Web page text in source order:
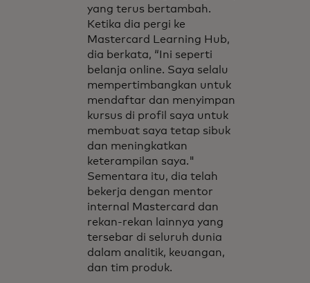
yang terus bertambah.
Ketika dia pergi ke
Mastercard Learning Hub,
dia berkata, “Ini seperti
belanja online. Saya selalu
mempertimbangkan untuk
mendaftar dan menyimpan
kursus di profil saya untuk
membuat saya tetap sibuk
dan meningkatkan
keterampilan saya."
Sementara itu, dia telah
bekerja dengan mentor
internal Mastercard dan
rekan-rekan lainnya yang
tersebar di seluruh dunia
dalam analitik, keuangan,
dan tim produk.